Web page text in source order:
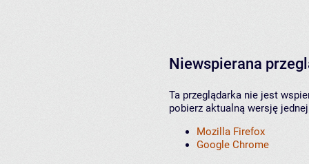
Niewspierana
Ta przeglądarka nie jest
pobierz aktualną wersję
Mozilla Firefox
Google Chrome